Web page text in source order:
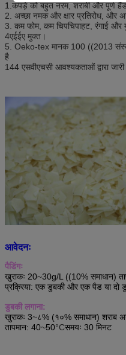
1. कपड़े को बहुत नरम, शराबी और पूर्ण
2. अच्छा नमक और क्षार प्रतिरोध, और
3. कम फोम, कम चिपचिपाहट, रंगाई
4एईईए मुक्त।
5. Oeko-tex मानक 100 ((2013
है
144 एसवीएचसी आवश्यकताओं द्वारा
आवेदनः
पैडिंगः
खुराकः 20~30g/L ((10% समाधान)
प्रक्रिया: एक डुबकी और एक पैड या दो
डुबकी लगाना:
खुराकः 3~८% (१०% समाधान) शराब
तापमान: 40~50°Cसमयः 30 मिनट